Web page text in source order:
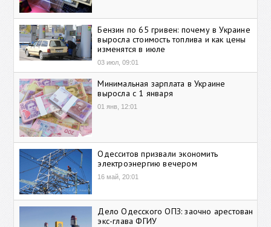
Бензин по 65 гривен: почему в Украине
выросла стоимость топлива и как цены
изменятся в июле
03 июл, 09:01
Минимальная зарплата в Украине
выросла с 1 января
01 янв, 12:01
Одесситов призвали экономить
электроэнергию вечером
16 май, 20:01
Дело Одесского ОПЗ: заочно арестован
экс-глава ФГИУ